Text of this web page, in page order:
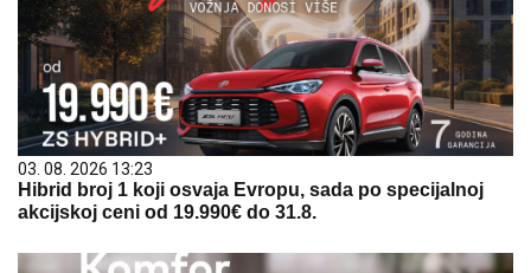
03. 08. 2026 13:23
Hibrid broj 1 koji osvaja Evropu, sada po specijalnoj
akcijskoj ceni od 19.990€ do 31.8.